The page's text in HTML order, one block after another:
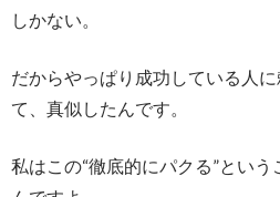
しかない。
だからやっぱり成功している人
て、真似したんです。
私はこの“徹底的にパクる”とい